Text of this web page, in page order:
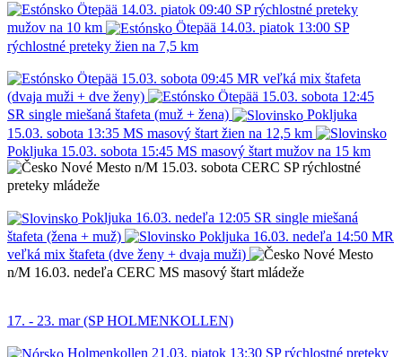
Ötepää 14.03. piatok 09:40 SP rýchlostné preteky
mužov na 10 km
Ötepää 14.03. piatok 13:00 SP
rýchlostné preteky žien na 7,5 km
Ötepää 15.03. sobota 09:45 MR veľká mix štafeta
(dvaja muži + dve ženy)
Ötepää 15.03. sobota 12:45
SR single miešaná štafeta (muž + žena)
Pokljuka
15.03. sobota 13:35 MS masový štart žien na 12,5 km
Pokljuka 15.03. sobota 15:45 MS masový štart mužov na 15 km
Nové Mesto n/M 15.03. sobota CERC SP rýchlostné
preteky mládeže
Pokljuka 16.03. nedeľa 12:05 SR single miešaná
štafeta (žena + muž)
Pokljuka 16.03. nedeľa 14:50 MR
veľká mix štafeta (dve ženy + dvaja muži)
Nové Mesto
n/M 16.03. nedeľa CERC MS masový štart mládeže
17. - 23. mar (SP HOLMENKOLLEN)
Holmenkollen 21.03. piatok 13:30 SP rýchlostné preteky